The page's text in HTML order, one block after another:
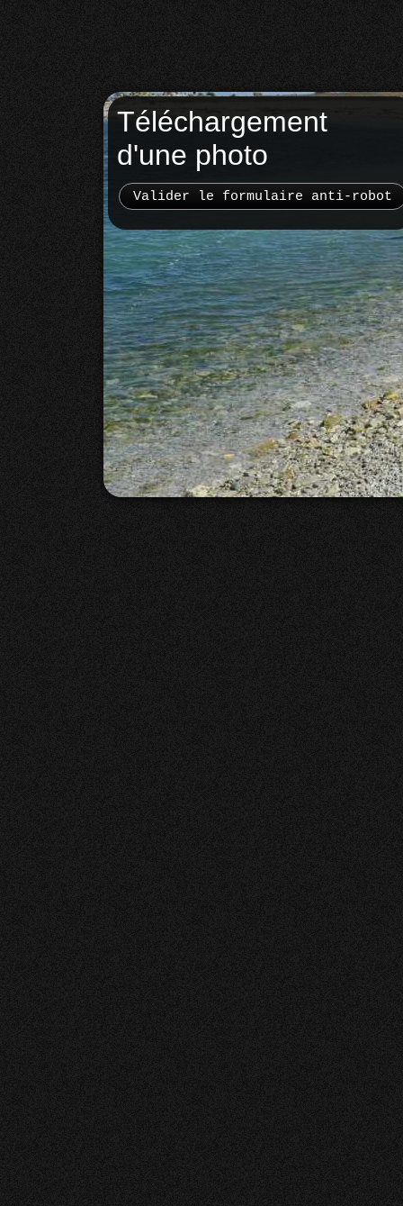
Téléchargement
d'une photo